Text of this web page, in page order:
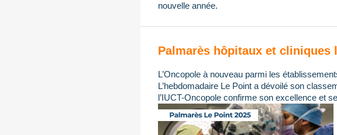
nouvelle année.
Palmarès hôpitaux et cliniques
L’Oncopole à nouveau parmi les
L’hebdomadaire Le Point a dévoilé son
l’IUCT-Oncopole confirme son excellence et